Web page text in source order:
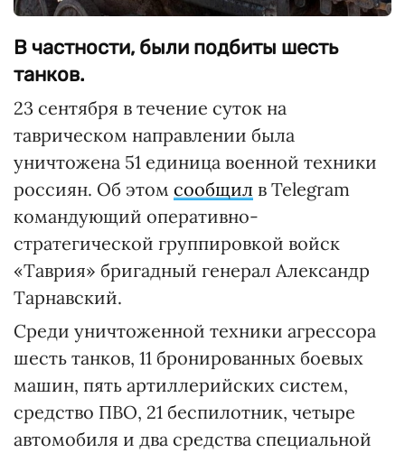
В частности, были подбиты шесть
танков.
23 сентября в течение суток на
таврическом направлении была
уничтожена 51 единица военной техники
россиян. Об этом сообщил в Telegram
командующий оперативно-
стратегической группировкой войск
«Таврия» бригадный генерал Александр
Тарнавский.
Среди уничтоженной техники агрессора
шесть танков, 11 бронированных боевых
машин, пять артиллерийских систем,
средство ПВО, 21 беспилотник, четыре
автомобиля и два средства специальной